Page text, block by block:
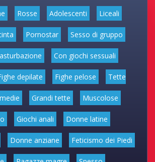
Rosse Adolescenti Liceali
Pornostar Sesso di gruppo
Con giochi sessuali
depilate Fighe pelose Tette
Grandi tette Muscolose
Giochi anali Donne latine
Donne anziane Feticismo dei Piedi